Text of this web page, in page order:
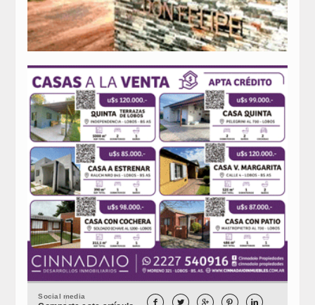
Social media
    